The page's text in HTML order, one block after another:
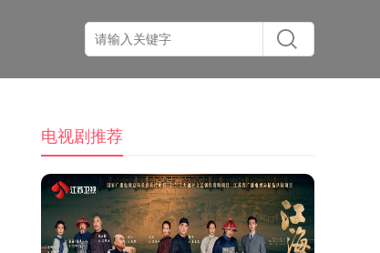
电视剧推荐